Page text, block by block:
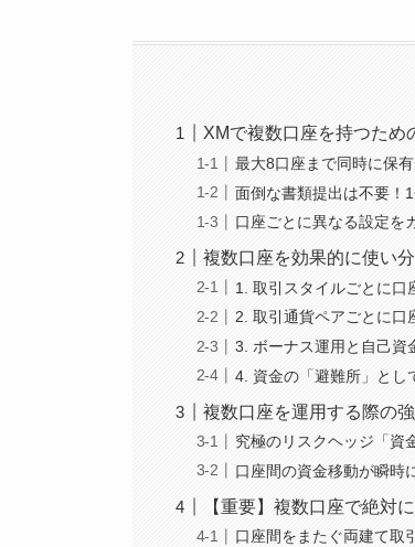
XMで複数口座を持つため
最大8口座まで同時に保
面倒な書類提出は不要！
口座ごとに異なる設定を
複数口座を効果的に使い
1. 取引スタイルごとに口
2. 取引通貨ペアごとに口
3. ボーナス運用と自己資
4. 資金の「避難所」とし
複数口座を運用する際の
究極のリスクヘッジ「資
口座間の資金移動が瞬時
【重要】複数口座で絶対
口座間をまたぐ両建て取引